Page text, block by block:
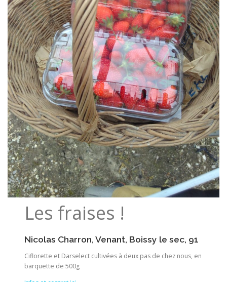
Les fraises !
Nicolas Charron, Venant, Boissy le sec, 91
Ciflorette et Darselect cultivées à deux pas de chez nous, en
barquette de 500g